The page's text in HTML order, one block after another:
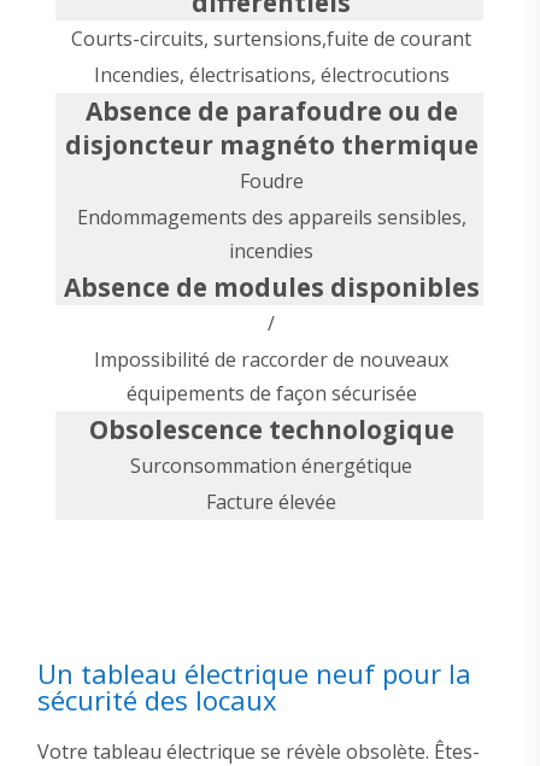
Courts-circuits, surtensions,fuite de courant
Incendies, électrisations, électrocutions
Absence de parafoudre ou de
disjoncteur magnéto thermique
Foudre
Endommagements des appareils sensibles,
incendies
Absence de modules disponibles
/
Impossibilité de raccorder de nouveaux
équipements de façon sécurisée
Obsolescence technologique
Surconsommation énergétique
Facture élevée
Un tableau électrique neuf pour la
sécurité des locaux
Votre tableau électrique se révèle obsolète. Êtes-